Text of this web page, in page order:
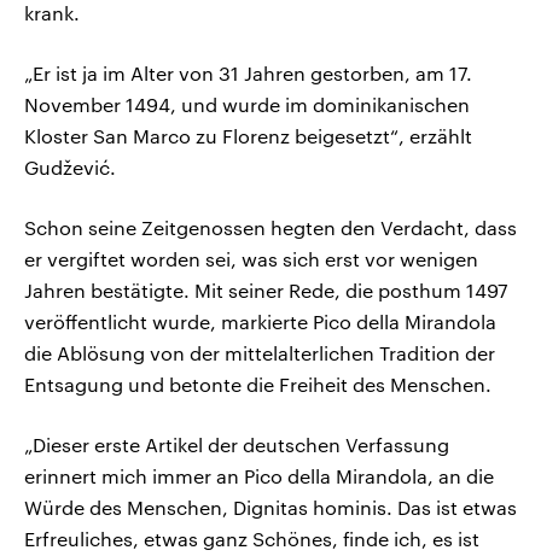
krank.
„Er ist ja im Alter von 31 Jahren gestorben, am 17.
November 1494, und wurde im dominikanischen
Kloster San Marco zu Florenz beigesetzt“, erzählt
Gudžević.
Schon seine Zeitgenossen hegten den Verdacht, dass
er vergiftet worden sei, was sich erst vor wenigen
Jahren bestätigte. Mit seiner Rede, die posthum 1497
veröffentlicht wurde, markierte Pico della Mirandola
die Ablösung von der mittelalterlichen Tradition der
Entsagung und betonte die Freiheit des Menschen.
„Dieser erste Artikel der deutschen Verfassung
erinnert mich immer an Pico della Mirandola, an die
Würde des Menschen, Dignitas hominis. Das ist etwas
Erfreuliches, etwas ganz Schönes, finde ich, es ist